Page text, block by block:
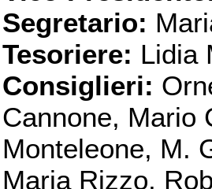
Segretario:
Tesoriere: Lidia
Consiglieri:
Cannone, Mario
Monteleone, M.
Maria Rizzo,